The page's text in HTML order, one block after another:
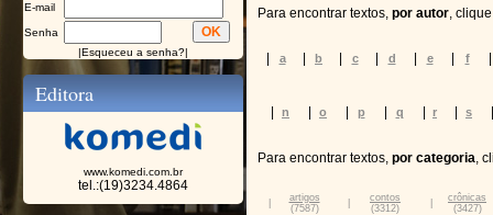
E-mail
Senha
|Esqueceu a senha?|
Editora
www.komedi.com.br
tel.:(19)3234.4864
Para encontrar textos, por autor,
a b c d e f
n o p q r s
Para encontrar textos, por categoria,
artigos
(7587)
contos
(3312)
crônicas
(3427)